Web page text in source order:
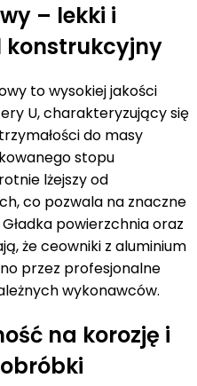
– lekki i
konstrukcyjny
to wysokiej jakości
U, charakteryzujący się
do masy
stopu
lżejszy od
co pozwala na znaczne
powierzchnia oraz
że ceowniki z aluminium
przez profesjonalne
wykonawców.
na korozję i